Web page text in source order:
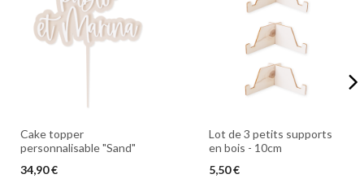
Cake topper
personnalisable "Sand"
34,90 €
Lot de 3 petits supports
en bois - 10cm
5,50 €